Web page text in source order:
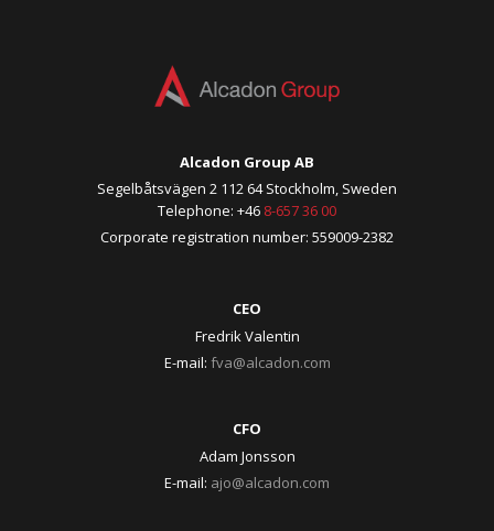
Alcadon Group AB
Segelbåtsvägen 2 112 64 Stockholm, Sweden
Telephone: +46 8-657 36 00
Corporate registration number: 559009-2382
CEO
Fredrik Valentin
E-mail: fva@alcadon.com
CFO
Adam Jonsson
E-mail: ajo@alcadon.com